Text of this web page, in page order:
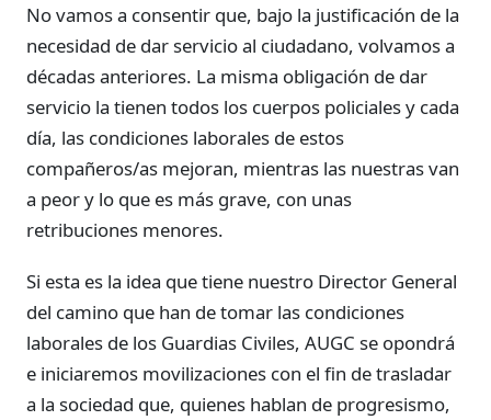
No vamos a consentir que, bajo la justificación de la
necesidad de dar servicio al ciudadano, volvamos a
décadas anteriores. La misma obligación de dar
servicio la tienen todos los cuerpos policiales y cada
día, las condiciones laborales de estos
compañeros/as mejoran, mientras las nuestras van
a peor y lo que es más grave, con unas
retribuciones menores.
Si esta es la idea que tiene nuestro Director General
del camino que han de tomar las condiciones
laborales de los Guardias Civiles, AUGC se opondrá
e iniciaremos movilizaciones con el fin de trasladar
a la sociedad que, quienes hablan de progresismo,